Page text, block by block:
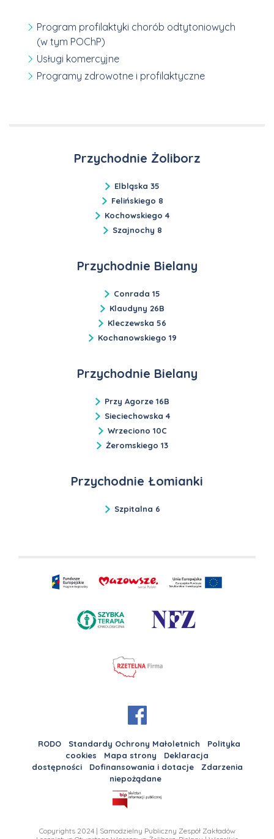
Program profilaktyki chorób odtytoniowych
(w tym POChP)
Usługi komercyjne
Programy zdrowotne i profilaktyczne
Przychodnie Żoliborz
Elbląska 35
Felińskiego 8
Kochowskiego 4
Szajnochy 8
Przychodnie Bielany
Conrada 15
Klaudyny 26B
Kleczewska 56
Kochanowskiego 19
Przychodnie Bielany
Przy Agorze 16B
Sieciechowska 4
Wrzeciono 10C
Żeromskiego 13
Przychodnie Łomianki
Szpitalna 6
RODO Standardy Ochrony Małoletnich
Polityka
cookies
Mapa strony
Deklaracja
dostępności
Dofinansowania i dotacje
Zdarzenia
niepożądane
Copyrights 2024 | Samodzielny Publiczny Zespół Zakładów